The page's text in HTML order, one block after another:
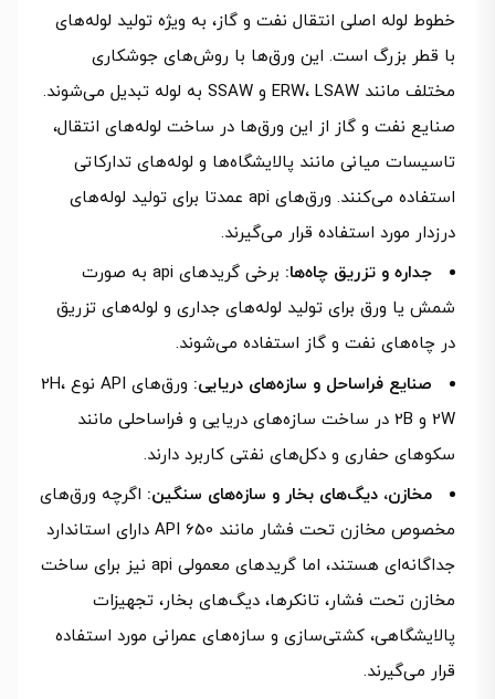
خطوط لوله اصلی انتقال نفت و گاز، به ویژه تولید لوله‌های
با قطر بزرگ است. این ورق‌ها با روش‌های جوشکاری
مختلف مانند ERW، LSAW و SSAW به لوله تبدیل می‌شوند.
صنایع نفت و گاز از این ورق‌ها در ساخت لوله‌های انتقال،
تاسیسات میانی مانند پالایشگاه‌ها و لوله‌های تدارکاتی
استفاده می‌کنند. ورق‌های api عمدتا برای تولید لوله‌های
درزدار مورد استفاده قرار می‌گیرند.
جداره و تزریق چاه‌ها:
برخی گریدهای api به صورت
شمش یا ورق برای تولید لوله‌های جداری و لوله‌های تزریق
در چاه‌های نفت و گاز استفاده می‌شوند.
صنایع فراساحل و سازه‌های دریایی:
ورق‌های API نوع 2H،
2W و 2B در ساخت سازه‌های دریایی و فراساحلی مانند
سکوهای حفاری و دکل‌های نفتی کاربرد دارند.
مخازن، دیگ‌های بخار و سازه‌های سنگین: اگرچه ورق‌های
مخصوص مخازن تحت فشار مانند API 650 دارای استاندارد
جداگانه‌ای هستند، اما گریدهای معمولی api نیز برای ساخت
مخازن تحت فشار، تانکرها، دیگ‌های بخار، تجهیزات
پالایشگاهی، کشتی‌سازی و سازه‌های عمرانی مورد استفاده
قرار می‌گیرند.